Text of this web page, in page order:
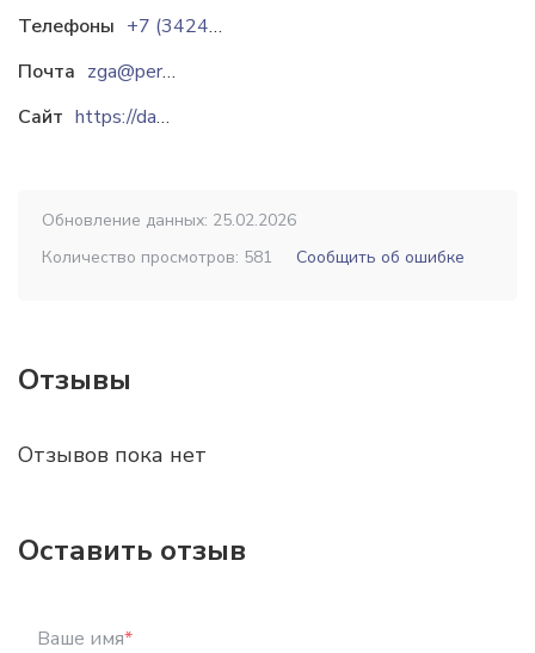
Телефоны
+7 (34241) 7-28-05
Почта
zga@permonline.ru
Сайт
https://darina.su
Обновление данных: 25.02.2026
Количество просмотров: 581
Сообщить об ошибке
Отзывы
Отзывов пока нет
Оставить отзыв
Ваше имя*